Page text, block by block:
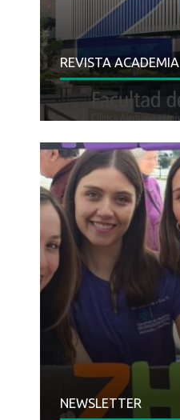
REVISTA ACADEMIA
NEWSLETTER